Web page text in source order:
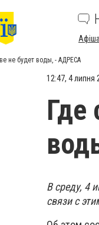
Афіша
не будет воды, - АДРЕСА
12:47, 4 липня
Где
В среду, 4
связи с